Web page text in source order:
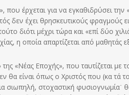
που έρχεται για να εγκαθιδρύσει
δεν έχει θρησκευτικούς φραγμούς
διότι μέχρι τώρα και «επί δύο
η οποία απαρτίζεται από
«Νέας Εποχής», που ταυτίζεται με
θα είναι όπως ο Χριστός που (κα τά
σιωπηλή, στοχαστική